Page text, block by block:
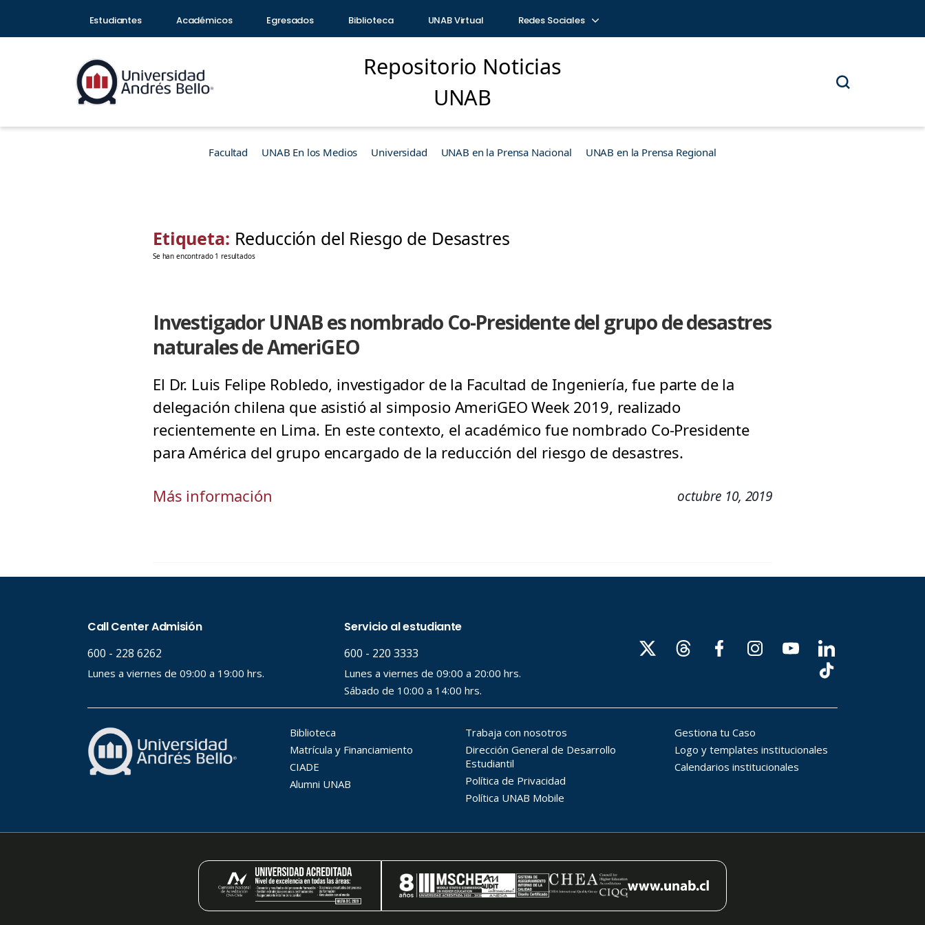
Estudiantes Académicos Egresados Biblioteca UNAB Virtual Redes Sociales
Repositorio Noticias
UNAB
Facultad UNAB En los Medios Universidad UNAB en la Prensa Nacional UNAB en la Prensa Regional
Etiqueta: Reducción del Riesgo de Desastres
Se han encontrado 1 resultados
Investigador UNAB es nombrado Co-Presidente del grupo de desastres
naturales de AmeriGEO
El Dr. Luis Felipe Robledo, investigador de la Facultad de Ingeniería, fue parte de la
delegación chilena que asistió al simposio AmeriGEO Week 2019, realizado
recientemente en Lima. En este contexto, el académico fue nombrado Co-Presidente
para América del grupo encargado de la reducción del riesgo de desastres.
Más información octubre 10, 2019